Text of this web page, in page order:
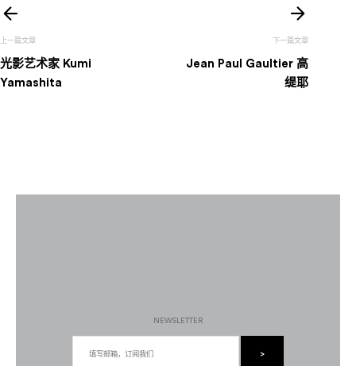
光影艺术家 Kumi
Yamashita
Jean Paul Gaultier 高
缇耶
NEWSLETTER